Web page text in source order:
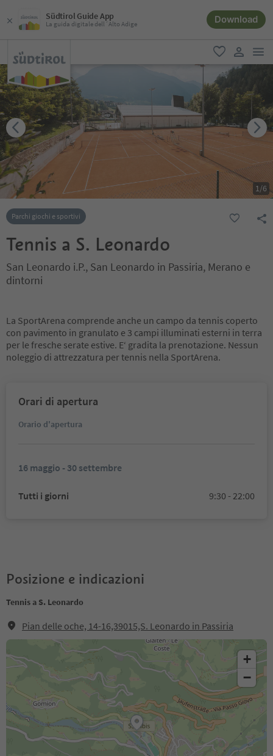
Südtirol Guide App
La guida digitale dell´Alto Adige Download
favoriti
user link
1/6
Parchi giochi e sportivi
Tennis a S. Leonardo
San Leonardo i.P., San Leonardo in Passiria, Merano e
dintorni
La SportArena comprende anche un campo da tennis coperto
con pavimento in granulato e 3 campi illuminati esterni in terra
per le fresche serate estive. E‘ gradita la prenotazione. Nessun
noleggio di attrezzatura per tennis nella SportArena.
Orari di apertura
Orario d'apertura
16 maggio - 30 settembre
Tutti i giorni 9:30 - 22:00
Posizione e indicazioni
Tennis a S. Leonardo
Pian delle oche, 14-16,39015,S. Leonardo in Passiria
+
−